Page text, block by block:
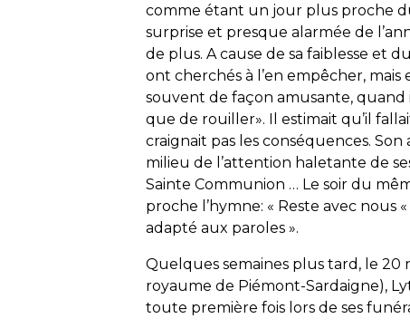
comme étant un jour plus proche
surprise et presque alarmée de
de plus. A cause de sa faiblesse et
ont cherchés à l’en empêcher, mais
souvent de façon amusante, quand
que de rouiller». Il estimait qu’il
craignait pas les conséquences.
milieu de l’attention haletante de
Sainte Communion … Le soir du
proche l’hymne: « Reste avec nous
adapté aux paroles ».
Quelques semaines plus tard, le 20
royaume de Piémont-Sardaigne),
toute première fois lors de ses